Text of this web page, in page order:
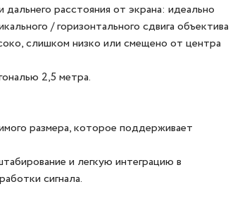
расстояния от экрана: идеально
/ горизонтального сдвига объектива
слишком низко или смещено от центра
2,5 метра.
размера, которое поддерживает
и легкую интеграцию в
сигнала.